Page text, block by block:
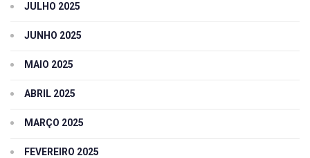
JULHO 2025
JUNHO 2025
MAIO 2025
ABRIL 2025
MARÇO 2025
FEVEREIRO 2025